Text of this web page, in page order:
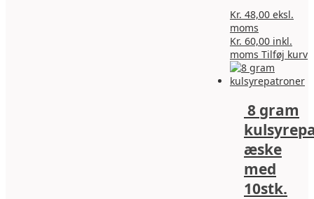
Kr. 48,00 eksl.
moms
Kr. 60,00 inkl.
moms Tilføj kurv
8 gram
æske
med
10stk.